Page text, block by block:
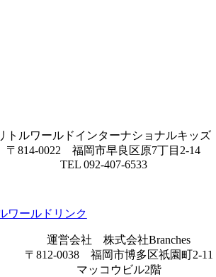
トルワールドインターナショナルキッズ
〒814-0022 福岡市早良区原7丁目2-14
TEL 092-407-6533
運営会社 株式会社Branches
〒812-0038 福岡市博多区祇園町2-11
マッコウビル2階